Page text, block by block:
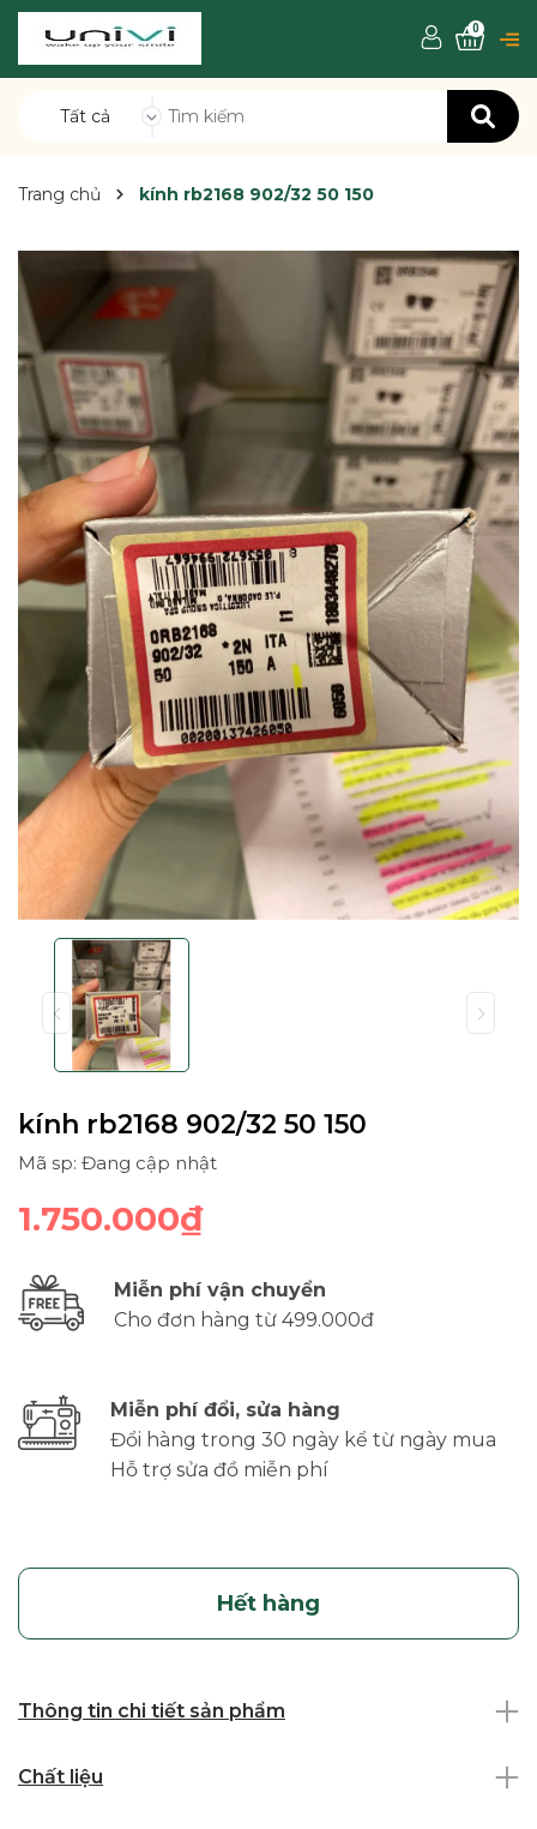
Tất cả
0
Trang chủ kính rb2168 902/32 50 150
kính rb2168 902/32 50 150
Mã sp: Đang cập nhật
1.750.000₫
Miễn phí vận chuyển
Cho đơn hàng từ 499.000đ
Miễn phí đổi, sửa hàng
Đổi hàng trong 30 ngày kể từ ngày mua
Hỗ trợ sửa đồ miễn phí
Hết hàng
Thông tin chi tiết sản phẩm
Chất liệu